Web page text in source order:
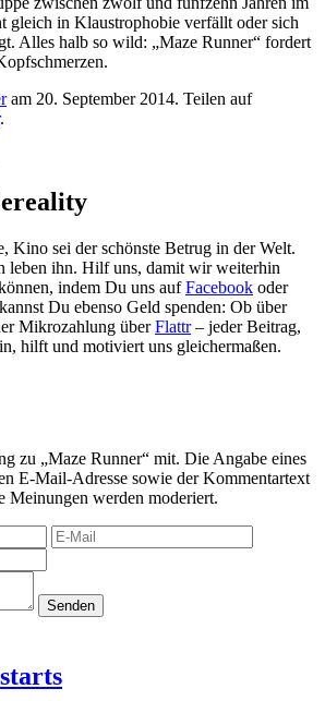
gleich in Klaustrophobie verfällt oder sich
Alles halb so wild: „Maze Runner“ fordert
am 20. September 2014. Teilen auf
.
Kino sei der schönste Betrug in der Welt.
leben ihn. Hilf uns, damit wir weiterhin
indem Du uns aufFacebook oder
Du ebenso Geld spenden: Ob über
Mikrozahlung überFlattr– jeder Beitrag,
hilft und motiviert uns gleichermaßen.
zu „Maze Runner“ mit. Die Angabe eines
E-Mail-Adresse sowie der Kommentartext
Meinungen werden moderiert.
Senden